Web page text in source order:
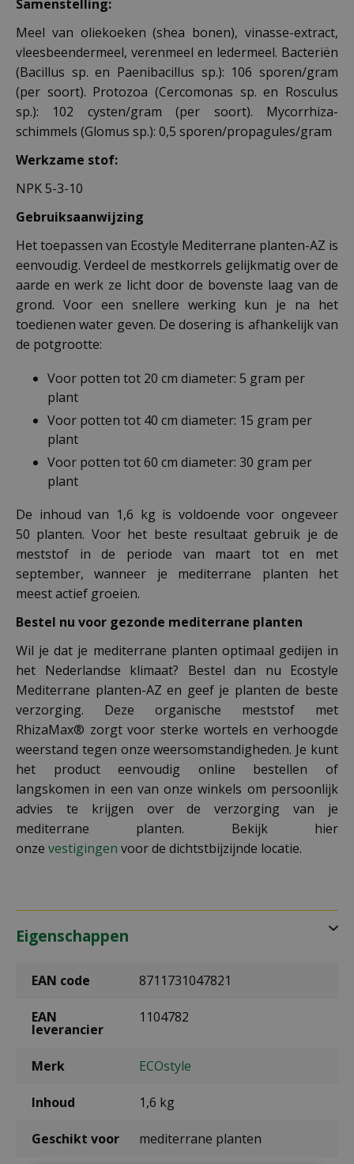
Samenstelling:
Meel van oliekoeken (shea bonen), vinasse-extract,
vleesbeendermeel, verenmeel en ledermeel. Bacteriën
(Bacillus sp. en Paenibacillus sp.): 106 sporen/gram
(per soort). Protozoa (Cercomonas sp. en Rosculus
sp.): 102 cysten/gram (per soort). Mycorrhiza-
schimmels (Glomus sp.): 0,5 sporen/propagules/gram
Werkzame stof:
NPK 5-3-10
Gebruiksaanwijzing
Het toepassen van Ecostyle Mediterrane planten-AZ is
eenvoudig. Verdeel de mestkorrels gelijkmatig over de
aarde en werk ze licht door de bovenste laag van de
grond. Voor een snellere werking kun je na het
toedienen water geven. De dosering is afhankelijk van
de potgrootte:
Voor potten tot 20 cm diameter: 5 gram per
plant
Voor potten tot 40 cm diameter: 15 gram per
plant
Voor potten tot 60 cm diameter: 30 gram per
plant
De inhoud van 1,6 kg is voldoende voor ongeveer
50 planten. Voor het beste resultaat gebruik je de
meststof in de periode van maart tot en met
september, wanneer je mediterrane planten het
meest actief groeien.
Bestel nu voor gezonde mediterrane planten
Wil je dat je mediterrane planten optimaal gedijen in
het Nederlandse klimaat? Bestel dan nu Ecostyle
Mediterrane planten-AZ en geef je planten de beste
verzorging. Deze organische meststof met
RhizaMax® zorgt voor sterke wortels en verhoogde
weerstand tegen onze weersomstandigheden. Je kunt
het product eenvoudig online bestellen of
langskomen in een van onze winkels om persoonlijk
advies te krijgen over de verzorging van je
mediterrane planten. Bekijk hier
onze vestigingen voor de dichtstbijzijnde locatie.
Eigenschappen
EAN code 8711731047821
EAN
leverancier
1104782
Merk ECOstyle
Inhoud 1,6 kg
Geschikt voor mediterrane planten